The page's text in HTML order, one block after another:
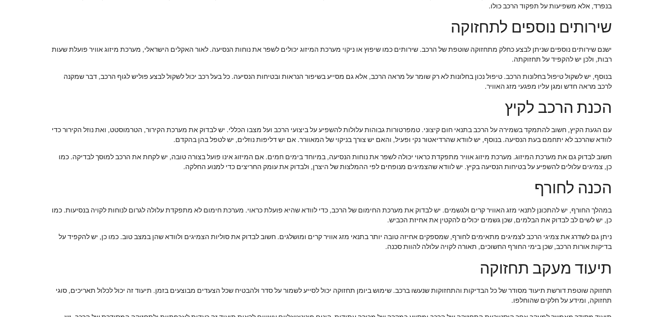
בנפרד, אלא משפיעות על תפקוד הרכב כולו.
שירותים נוספים לתחזוקה
ישנם שירותים נוספים שניתן לבצע כחלק מתחזוקה שוטפת של הרכב. שירותים כמו שיפוץ או ניקוי מערכת המיזוג יכולים לשפר את נוחות הנסיעה. לאור האקלים הישראלי, מערכת מיזוג אוויר פועלת שעות
רבות, ולכן יש להקפיד על תחזוקתה.
בנוסף, יש לשקול טיפול בחלונות הרכב. טיפול נכון בחלונות לא רק שומר על מראה הרכב, אלא גם מסייע בשיפור הנראות ובטיחות הנסיעה. כל בעל רכב יכול לשקול לבצע פוליש לגוף הרכב, דבר שמקנה
לרכב מראה חדש ומגן עליו מפגעי מזג האוויר.
הכנת הרכב לקיץ
עם הגעת הקיץ, חשוב להתמקד בשמירה על הרכב בתנאי חום קיצוני. טמפרטורות גבוהות עלולות להשפיע על ביצועי הרכב ועל מצבו הכללי. יש לבדוק את מערכת הקירור, הטרמוסטט, ואת נוזל הקירור כדי
לוודא שהרכב לא יתחמם בעת הנסיעה. בנוסף, יש לוודא שהרדיאטור נקי ופעיל, והאם יש צורך בניקוי של המאוורר. אם יש דליפות נוזלים, יש לטפל בהן בהקדם.
חשוב לבדוק גם את מערכת המיזוג. מערכת מיזוג אוויר מתפקדת כראוי יכולה לשפר את נוחות הנסיעה, במיוחד בימים חמים. אם המיזוג אינו פועל בצורה טובה, יש לקחת את הרכב למוסך לבדיקה. כמו
כן, צמיגים עלולים להשפיע על בטיחות הנסיעה בקיץ. יש לוודא שהצמיגים מנופחים לפי ההמלצות של היצרן, ולבדוק את עומק החריצים כדי למנוע החלקה.
הכנה לחורף
במהלך החורף, יש להתכונן לתנאי מזג האוויר קרים ולגשמים. יש לבדוק את מערכת החימום של הרכב, כדי לוודא שהיא פועלת כראוי. מערכת חימום לא מתפקדת עלולה לגרום לנוחות לקויה בנסיעות. כמו
כן, יש לשים לב לבדוק את הבלמים, שכן גשמים יכולים להקטין את אחיזת הכביש.
ניתן גם לשדרג את צמיגי הרכב לצמיגים מתאימים לחורף, שמספקים אחיזה טובה יותר בתנאי מזג אוויר קרים ומושלגים. חשוב לבדוק את סוליות הצמיגים ולוודא שהן במצב טוב. כמו כן, יש להקפיד על
בדיקות אורות הרכב, שכן בימי החורף החשוכים, תאורה לקויה עלולה להוות סכנה.
תיעוד מעקב תחזוקה
תחזוקה שוטפת דורשת תיעוד מסודר של כל הבדיקות והתחזוקות שנעשו ברכב. שימוש ביומן תחזוקה יכול לסייע לשמור על סדר ולהבטיח שכל הצעדים מבוצעים בזמן. תיעוד זה יכול לכלול תאריכים, סוגי
תחזוקה, ומידע על חלקים שהוחלפו.